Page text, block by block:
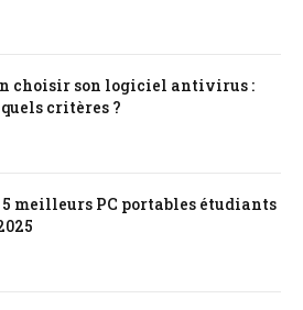
choisir son logiciel antivirus :
critères ?
5 meilleurs PC portables étudiants